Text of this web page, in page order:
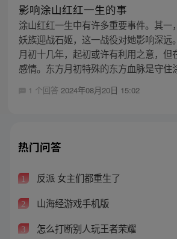
影响涂山红红一生的事
涂山红红一生中有许多重要事件。其一
妖族迎战石姬，这一战役对她影响深远
月初十几年，起初或许有利用之意，但
感情。东方月初特殊的东方血脉是守住
1 个回答 2024年08月20日 15:02
热门问答
1 反派 女主们都重生了
2 山海经游戏手机版
3 怎么打断别人玩王者荣耀